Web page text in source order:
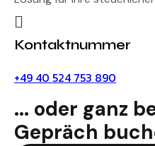
Kontaktnummer
+49 40 524 753 890
... oder ganz
Gepräch